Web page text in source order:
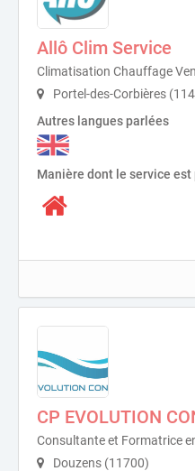
Allô Clim Service
Climatisation Chauffage
Portel-des-Corbières
Autres langues parlées
Manière dont le service est
CP EVOLUTION
Consultante et Formatrice
Douzens (11700)